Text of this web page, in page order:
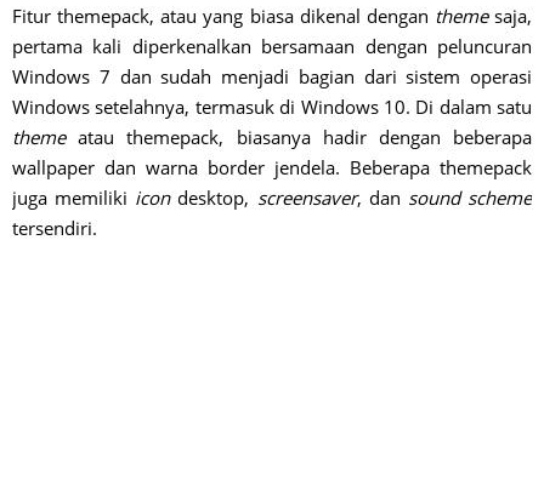
Fitur themepack, atau yang biasa dikenal dengan themesaja,
pertama kali diperkenalkan bersamaan dengan peluncuran
Windows 7 dan sudah menjadi bagian dari sistem operasi
Windows setelahnya, termasuk di Windows 10. Di dalam satu
themeatau themepack, biasanya hadir dengan beberapa
wallpaper dan warna border jendela. Beberapa themepack
juga memiliki icondesktop, screensaver, dan sound scheme
tersendiri.